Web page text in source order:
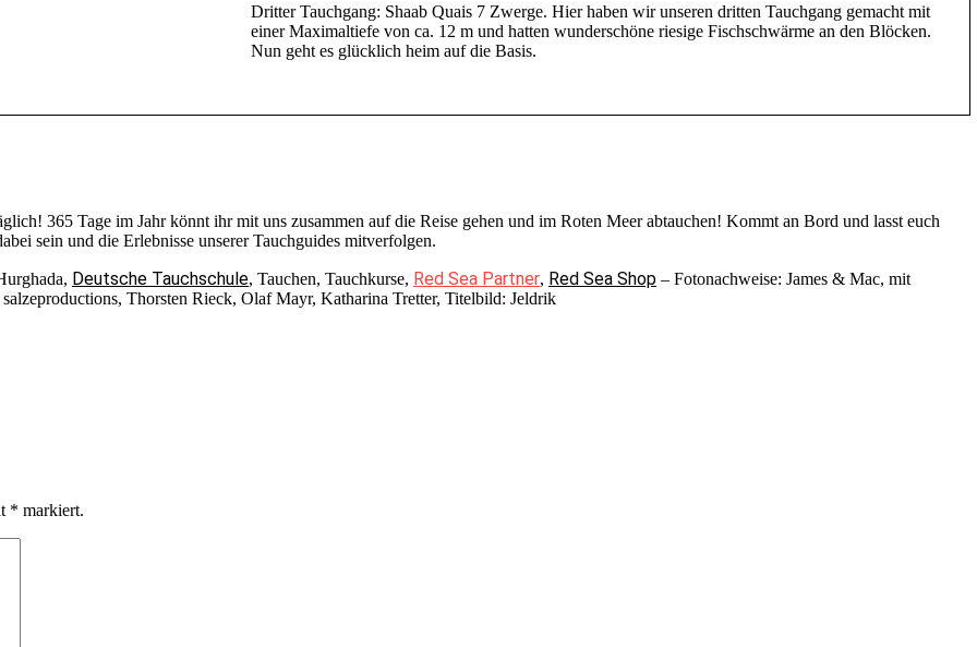
Dritter Tauchgang: Shaab Quais 7 Zwerge. Hier haben wir unseren dritten Tauchgang gemacht mit
einer Maximaltiefe von ca. 12 m und hatten wunderschöne riesige Fischschwärme an den Blöcken.
Nun geht es glücklich heim auf die Basis.
365 Tage im Jahr könnt ihr mit uns zusammen auf die Reise gehen und im Roten Meer abtauchen! Kommt an Bord und lasst euch
sein und die Erlebnisse unserer Tauchguides mitverfolgen.
Deutsche Tauchschule, Tauchen, Tauchkurse, Red Sea Partner, Red Sea Shop – Fotonachweise: James & Mac, mit
Thorsten Rieck, Olaf Mayr, Katharina Tretter, Titelbild: Jeldrik
* markiert.